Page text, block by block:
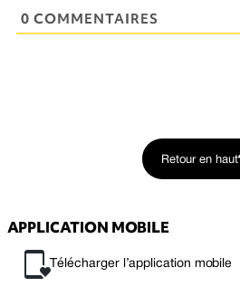
0 COMMENTAIRES
Retour en haut
APPLICATION MOBILE
Télécharger l’application mobile